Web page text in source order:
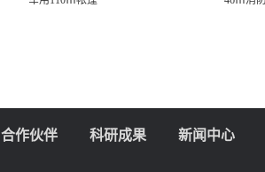
合作伙伴 科研成果 新闻中心